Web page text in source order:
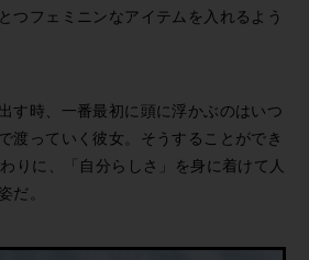
つフェミニンなアイテムを入れるよう
す時、一番最初に頭に浮かぶのはいつ
渡っていく彼女。そうすることができ
りに、「自分らしさ」を身に着けて人
だ。